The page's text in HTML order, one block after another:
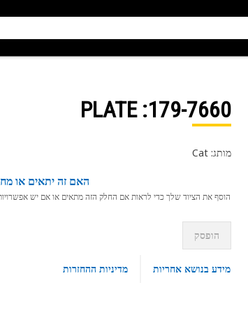
179-7660
: PLATE
מותג: Cat
האם זה יתאים או
הוסף את הציוד שלך כדי לראות אם החלק הזה מתאים או אם יש אפשרויות
הופסק
מידע בנושא אחריות מדיניות ההחזרות